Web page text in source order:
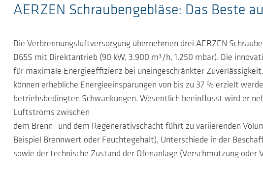
AERZEN Schraubengebläse: Das Beste
Die Verbrennungsluftversorgung übernehmen drei AERZEN
D65S mit Direktantrieb (90 kW, 3.900 m³/h, 1.250 mbar). Die
für maximale Energieeffizienz bei uneingeschränkter
können erhebliche Energieeinsparungen von bis zu 37 % erzielt
betriebsbedingten Schwankungen. Wesentlich beeinflusst wird er
Luftstroms zwischen
dem Brenn- und dem Regenerativschacht führt zu variierenden
Beispiel Brennwert oder Feuchtegehalt), Unterschiede in der
sowie der technische Zustand der Ofenanlage (Verschmutzung oder